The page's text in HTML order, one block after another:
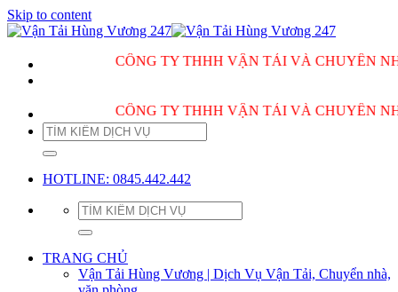
Skip to content
CÔNG TY THHH VẬN TẢI VÀ CHUYỂN NHÀ
CÔNG TY THHH VẬN TẢI VÀ CHUYỂN NHÀ
HOTLINE: 0845.442.442
TRANG CHỦ
Vận Tải Hùng Vương | Dịch Vụ Vận Tải, Chuyển nhà,